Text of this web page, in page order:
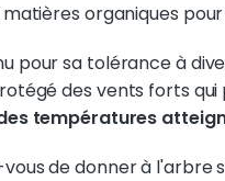
organiques
pour sa tolérance à
des vents forts
températures
de donner à